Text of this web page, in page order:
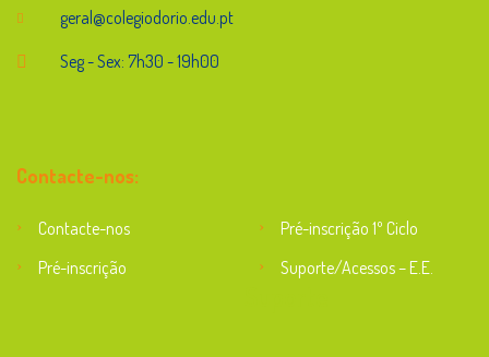
geral@colegiodorio.edu.pt
Seg - Sex: 7h30 - 19h00
Contacte-nos:
Contacte-nos
Pré-inscrição 1º Ciclo
Pré-inscrição
Suporte/Acessos – E.E.